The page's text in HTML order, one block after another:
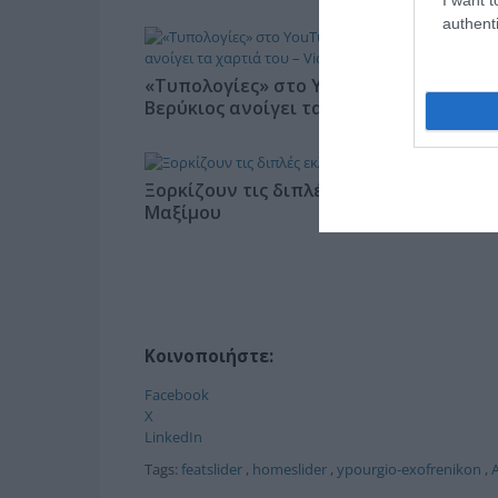
«Τυπολογίες» στο YouTube: Ο Δήμος
Βερύκιος ανοίγει τα χαρτιά του – Vidcast
Ξορκίζουν τις διπλές εκλογές στο
Μαξίμου
Κοινοποιήστε:
Facebook
X
LinkedIn
Tags: featslider, homeslider, ypourgio-exofrenikon ,